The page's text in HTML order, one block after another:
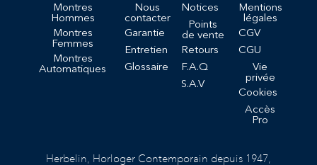
Montres
Hommes
Montres
Femmes
Montres
Automatiques
Nous
contacter
Garantie
Entretien
Glossaire
Notices
Points
de vente
Retours
F.A.Q
S.A.V
Mentions
légales
CGV
CGU
Vie
privée
Cookies
Accès
Pro
Herbelin, Horloger Contemporain depuis 1947,